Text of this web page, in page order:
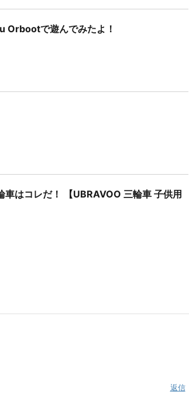
Orbootで遊んでみたよ！
はコレだ！ 【UBRAVOO 三輪車 子供用
返信